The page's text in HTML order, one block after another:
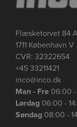
Flæsketorvet 84 A
1711 København V
CVR: 32322654
+45 33211421
inco@inco.dk
Man - Fre 06:00 -
Lørdag 06:00 -
Søndag 08:00 -